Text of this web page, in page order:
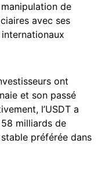
de
avec ses
ont
et son passé
l’USDT a
milliards de
préférée dans